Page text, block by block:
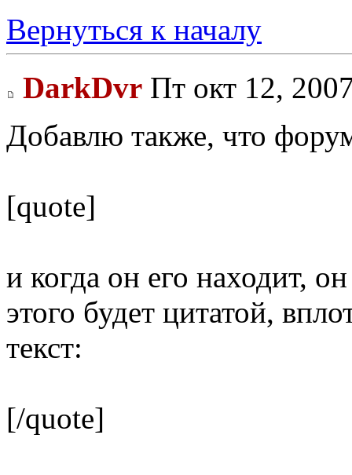
Вернуться к началу
DarkDvr Пт окт 12,
Добавлю также, что
[quote]
и когда он его находит,
этого будет цитатой,
текст:
[/quote]